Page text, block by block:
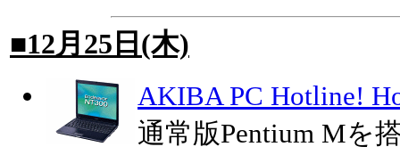
■12月25日(木)
AKIBA PC Hotline!
通常版Pentium Mを